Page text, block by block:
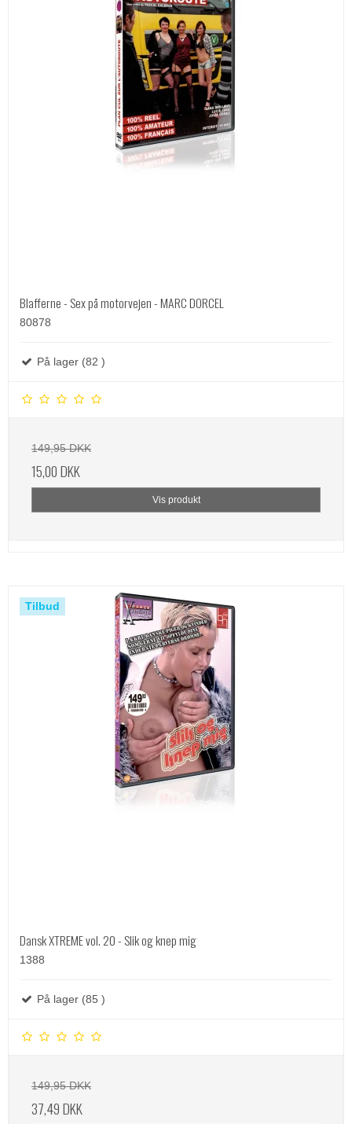
Blafferne - Sex på motorvejen - MARC DORCEL
80878
På lager (82 )
149,95 DKK
15,00 DKK
Vis produkt
Tilbud
Dansk XTREME vol. 20 - Slik og knep mig
1388
På lager (85 )
149,95 DKK
37,49 DKK